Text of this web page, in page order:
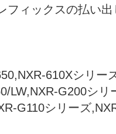
フィックスの払い
610Xシリー
LW,NXR-G200シリ
G110シリーズ